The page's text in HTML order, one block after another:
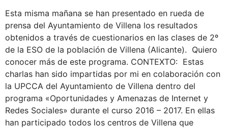
Esta misma mañana se han presentado en rueda de
prensa del Ayuntamiento de Villena los resultados
obtenidos a través de cuestionarios en las clases de 2º
de la ESO de la población de Villena (Alicante). Quiero
conocer más de este programa. CONTEXTO: Estas
charlas han sido impartidas por mi en colaboración con
la UPCCA del Ayuntamiento de Villena dentro del
programa «Oportunidades y Amenazas de Internet y
Redes Sociales» durante el curso 2016 – 2017. En ellas
han participado todos los centros de Villena que